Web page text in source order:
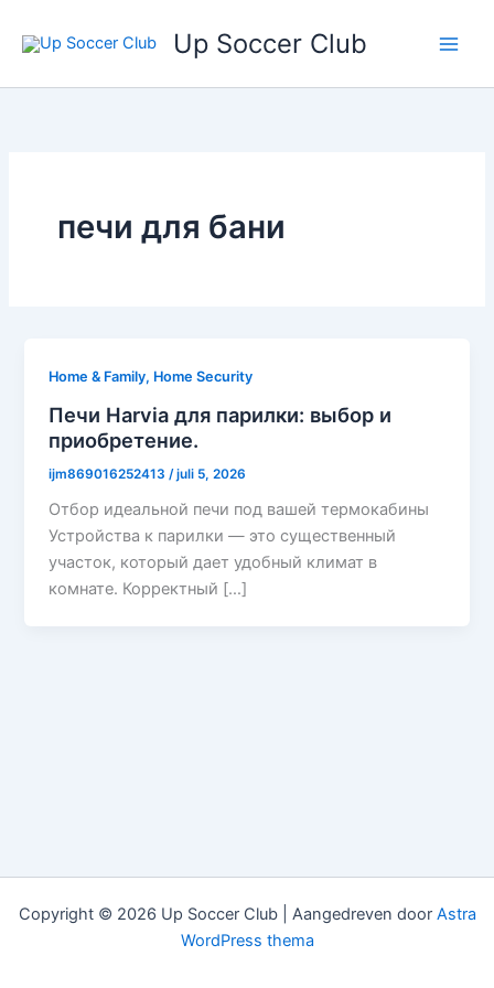
naar
inhoud
Up Soccer Club
печи для бани
Home & Family, Home Security
Печи Harvia для парилки: выбор и
приобретение.
ijm869016252413 /juli 5, 2026
Отбор идеальной печи под вашей термокабины
Устройства к парилки — это существенный
участок, который дает удобный климат в
комнате. Корректный […]
Copyright © 2026 Up Soccer Club | Aangedreven door Astra
WordPress thema